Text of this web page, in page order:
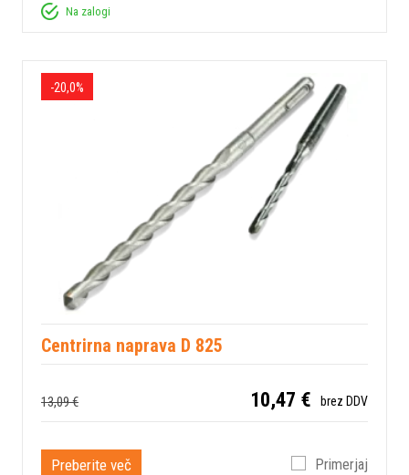
Na zalogi
-20,0%
Centrirna naprava D 825
13,09 € 10,47 € brez DDV
Preberite več Primerjaj